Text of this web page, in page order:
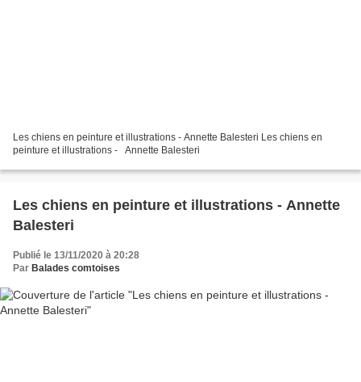
Les chiens en peinture et illustrations - Annette Balesteri Les chiens en
peinture et illustrations - Annette Balesteri
Les chiens en peinture et illustrations - Annette
Balesteri
Publié le 13/11/2020 à 20:28
Par Balades comtoises